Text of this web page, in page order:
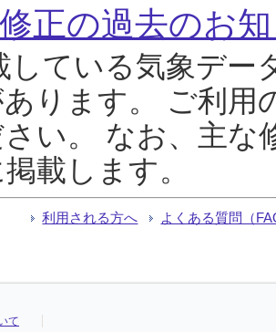
正の過去のお
ている気象デー
ります。 ご利用
い。 なお、主な
載します。
利用される方へ よくある質問（
て